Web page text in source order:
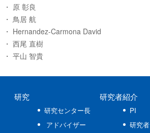
・ 原 彰良
・ 鳥居 航
・ Hernandez-Carmona David
・ 西尾 直樹
・ 平山 智貴
研究
研究センター長
アドバイザー
研究者紹介
PI
研究者